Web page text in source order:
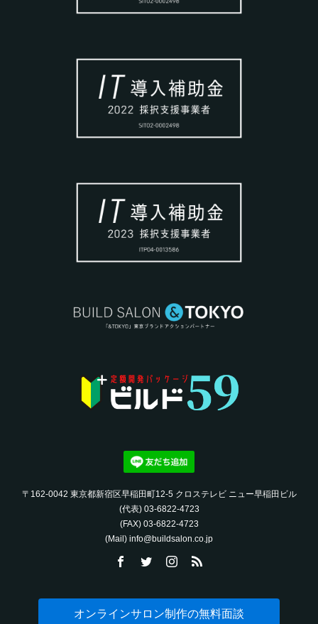
〒162-0042 東京都新宿区早稲田町12-5 クロステレビ ニュー早稲田ビル
(代表) 03-6822-4723‬
(FAX) 03-6822-4723‬
(Mail) info@buildsalon.co.jp
オンラインサロン制作の無料面談